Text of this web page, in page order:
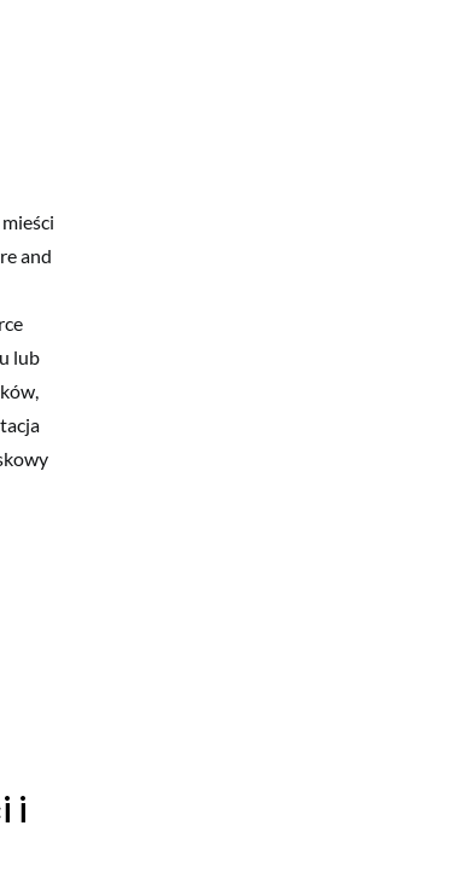
and
lub
i